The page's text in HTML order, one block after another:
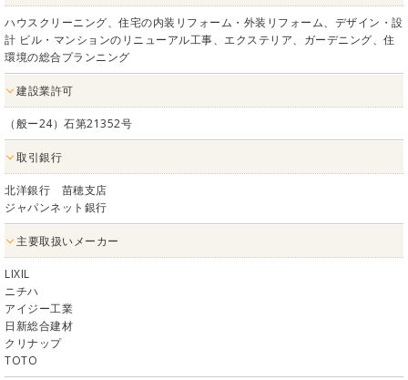
ハウスクリーニング、住宅の内装リフォーム・外装リフォーム、デザイン・設
計 ビル・マンションのリニューアル工事、エクステリア、ガーデニング、住
環境の総合プランニング
建設業許可
（般ー24）石第21352号
取引銀行
北洋銀行 苗穂支店
ジャパンネット銀行
主要取扱いメーカー
LIXIL
ニチハ
アイジー工業
日新総合建材
クリナップ
TOTO